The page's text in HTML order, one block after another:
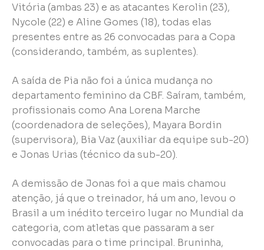
Vitória (ambas 23) e as atacantes Kerolin (23),
Nycole (22) e Aline Gomes (18), todas elas
presentes entre as 26 convocadas para a Copa
(considerando, também, as suplentes).
A saída de Pia não foi a única mudança no
departamento feminino da CBF. Saíram, também,
profissionais como Ana Lorena Marche
(coordenadora de seleções), Mayara Bordin
(supervisora), Bia Vaz (auxiliar da equipe sub-20)
e Jonas Urias (técnico da sub-20).
A demissão de Jonas foi a que mais chamou
atenção, já que o treinador, há um ano, levou o
Brasil a um inédito terceiro lugar no Mundial da
categoria, com atletas que passaram a ser
convocadas para o time principal. Bruninha,